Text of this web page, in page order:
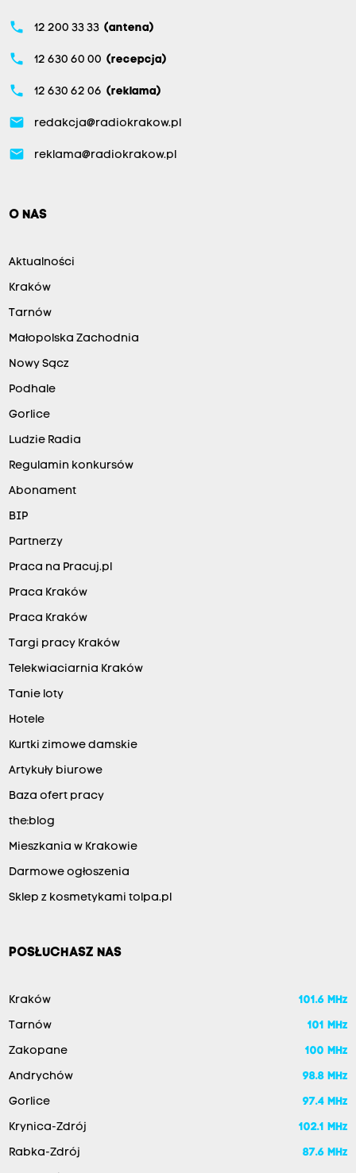
phone 12 200 33 33 (antena)
phone 12 630 60 00 (recepcja)
phone 12 630 62 06 (reklama)
email redakcja@radiokrakow.pl
email reklama@radiokrakow.pl
O NAS
Aktualności
Kraków
Tarnów
Małopolska Zachodnia
Nowy Sącz
Podhale
Gorlice
Ludzie Radia
Regulamin konkursów
Abonament
BIP
Partnerzy
Praca na Pracuj.pl
Praca Kraków
Praca Kraków
Targi pracy Kraków
Telekwiaciarnia Kraków
Tanie loty
Hotele
Kurtki zimowe damskie
Artykuły biurowe
Baza ofert pracy
the:blog
Mieszkania w Krakowie
Darmowe ogłoszenia
Sklep z kosmetykami tolpa.pl
POSŁUCHASZ NAS
Kraków 101.6 MHz
Tarnów 101 MHz
Zakopane 100 MHz
Andrychów 98.8 MHz
Gorlice 97.4 MHz
Krynica-Zdrój 102.1 MHz
Rabka-Zdrój 87.6 MHz